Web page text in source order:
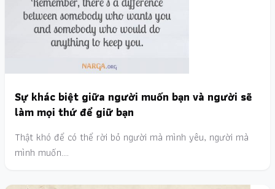
Sự khác biệt giữa người muốn bạn và người sẽ
làm mọi thứ để giữ bạn
Thật khó để có thể rời bỏ người mà mình yêu, người mà
mình muốn.…